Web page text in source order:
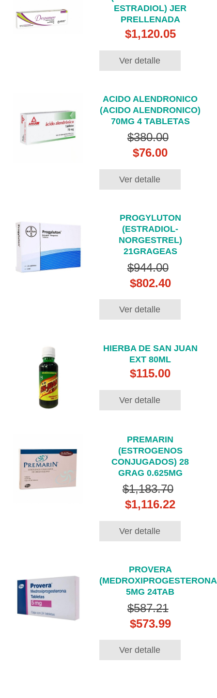
ESTRADIOL) JER
PRELLENADA
$1,120.05
Ver detalle
ACIDO ALENDRONICO
(ACIDO ALENDRONICO)
70MG 4 TABLETAS
$380.00
$76.00
Ver detalle
PROGYLUTON
(ESTRADIOL-
NORGESTREL)
21GRAGEAS
$944.00
$802.40
Ver detalle
HIERBA DE SAN JUAN
EXT 80ML
$115.00
Ver detalle
PREMARIN
(ESTROGENOS
CONJUGADOS) 28
GRAG 0.625MG
$1,183.70
$1,116.22
Ver detalle
PROVERA
5MG 24TAB
$587.21
$573.99
Ver detalle